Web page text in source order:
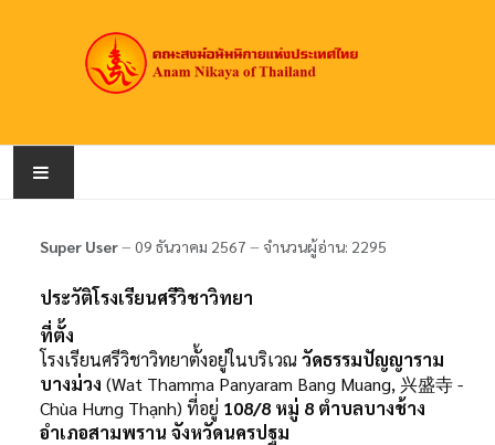
เกี่ยวกับคณะสงฆ์
สมณศักดิ์
วัดอนัมนิกาย
Super User 09 ธันวาคม 2567 จำนวนผู้อ่าน: 2295
ประวัติโรงเรียนศรีวิชาวิทยา
ที่ตั้ง
โรงเรียนศรีวิชาวิทยาตั้งอยู่ในบริเวณ วัดธรรมปัญญาราม
บางม่วง (Wat Thamma Panyaram Bang Muang, 兴盛寺 -
Chùa Hưng Thạnh) ที่อยู่ 108/8 หมู่ 8 ตำบลบางช้าง
อำเภอสามพราน จังหวัดนครปฐม